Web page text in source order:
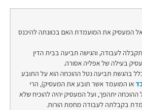
המעסיק את המועמדת האם בכוונתה להיכנס
לעבודה, והגישה תביעה בבית הדין
בעילה של אפליה אסורה.
בהגשת תביעה נטל ההוכחה הוא על התובע
או המועמד אשר תובע את המעסיק), הרי
יתהפך, ועל המעסיק יהיה להוכיח שלא
בקבלתה לעבודה מחמת הורות.